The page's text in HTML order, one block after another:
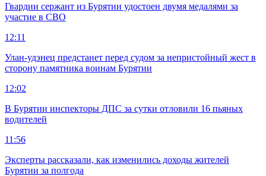
Гвардии сержант из Бурятии удостоен двумя медалями за
участие в СВО
12:11
Улан-удэнец предстанет перед судом за непристойный жест в
сторону памятника воинам Бурятии
12:02
В Бурятии инспекторы ДПС за сутки отловили 16 пьяных
водителей
11:56
Эксперты рассказали, как изменились доходы жителей
Бурятии за полгода